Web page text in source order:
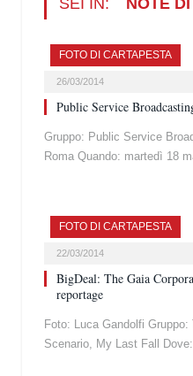
SEI IN: NOTE
FOTO DI CARTAPESTA
26/03/2014
Public Service
Gruppo: Public Service
Roma Quando: martedì 18
FOTO DI CARTAPESTA
22/03/2014
BigDeal: The Gaia
reportage
Foto: Luca Gandolfi Gruppo:
Scenario, My Last Fall